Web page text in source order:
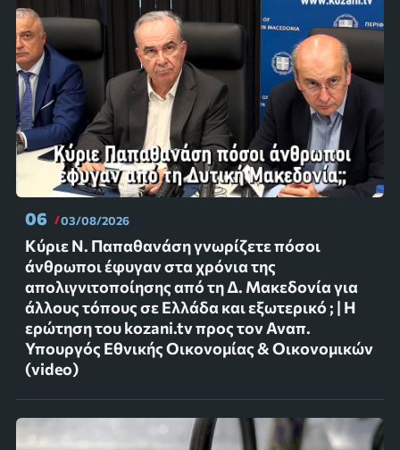
06 03/08/2026
Κύριε Ν. Παπαθανάση γνωρίζετε πόσοι
άνθρωποι έφυγαν στα χρόνια της
απολιγνιτοποίησης από τη Δ. Μακεδονία για
άλλους τόπους σε Ελλάδα και εξωτερικό ; | Η
ερώτηση του kozani.tv προς τον Αναπ.
Υπουργός Εθνικής Οικονομίας & Οικονομικών
(video)